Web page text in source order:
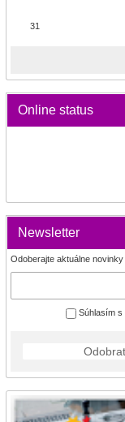
31
Online status
Newsletter
Odoberajte aktuálne novinky
Súhlasím s